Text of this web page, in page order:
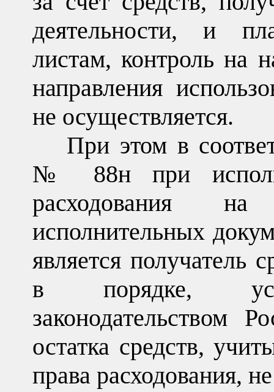
деятельности, и
листам, контроль на
направления
не осуществляется.
При этом в
№ 88н при
расходования на
исполнительных
является получатель
в порядке,
законодательством
остатка средств,
права расходования,